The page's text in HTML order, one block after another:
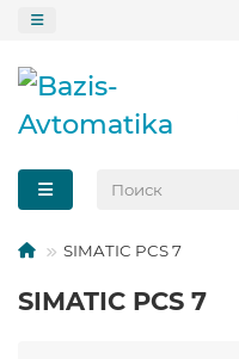
SIMATIC PCS 7
SIMATIC PCS 7